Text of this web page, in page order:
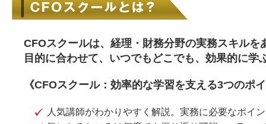
CFOスクールは、経理・財務分野の実務スキルを
目的に合わせて、いつでもどこでも、効果的に
《CFOスクール：効率的な学習を支える3つのポ
人気講師がわかりやすく解説。実務に必要なポイ